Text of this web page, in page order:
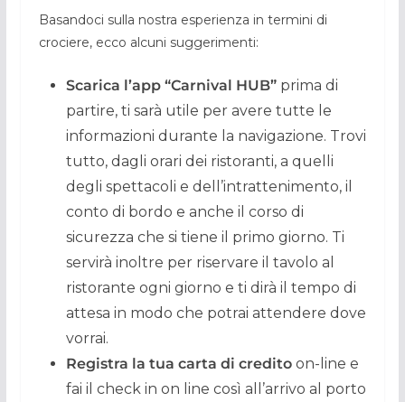
Basandoci sulla nostra esperienza in termini di
crociere, ecco alcuni suggerimenti:
Scarica l’app “Carnival HUB”prima di
partire, ti sarà utile per avere tutte le
informazioni durante la navigazione. Trovi
tutto, dagli orari dei ristoranti, a quelli
degli spettacoli e dell’intrattenimento, il
conto di bordo e anche il corso di
sicurezza che si tiene il primo giorno. Ti
servirà inoltre per riservare il tavolo al
ristorante ogni giorno e ti dirà il tempo di
attesa in modo che potrai attendere dove
vorrai.
Registra la tua carta di creditoon-line e
fai il check in on line così all’arrivo al porto